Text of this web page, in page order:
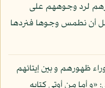
لرد وجوههم على
أن نطمس وجوها فنردها
ظهورهم و بين إيتائهم
أما من أوتي كتابه